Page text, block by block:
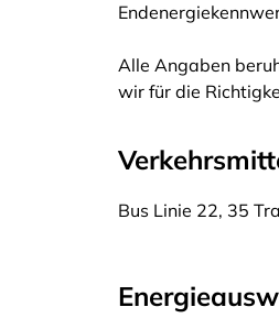
Alle Angaben
wir für die
Bus Linie 22, 35